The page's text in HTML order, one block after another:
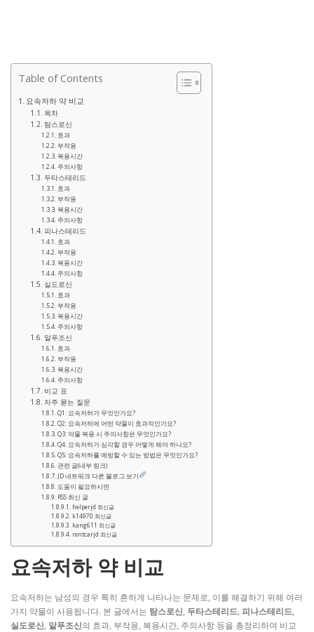
Table of Contents
요속저하 약 비교
목차
탐스로신
효과
부작용
복용시간
주의사항
두타스테리드
효과
부작용
복용시간
주의사항
피나스테리드
효과
부작용
복용시간
주의사항
실도로신
효과
부작용
복용시간
주의사항
알푸조신
효과
부작용
복용시간
주의사항
비교 표
자주 묻는 질문
Q1: 요속저하가 무엇인가요?
Q2: 요속저하에 어떤 약물이 효과적인가요?
Q3: 약물 복용 시 주의사항은 무엇인가요?
Q4: 요속저하가 심각할 경우 어떻게 해야 하나요?
Q5: 요속저하를 예방할 수 있는 방법은 무엇인가요?
관련 글(내부 링크)
JD 네트워크 다른 블로그 보기
도움이 필요하시면
RSS 최신 글
helperjd 최신글
k14970 최신글
kang611 최신글
rentcarjd 최신글
요속저하 약 비교
요속저하는 남성의 경우 특히 흔하게 나타나는 문제로, 이를 해결하기 위해 여러
가지 약물이 사용됩니다. 본 글에서는 탐스로신, 두타스테리드, 피나스테리드,
실도로신, 알푸조신의 효과, 부작용, 복용시간, 주의사항 등을 총정리하여 비교